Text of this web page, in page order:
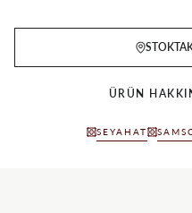
ÜRÜN
SEYAHAT